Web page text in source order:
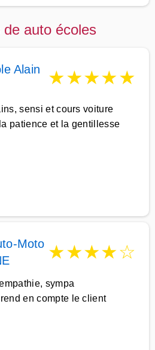
auto écoles
Alain
★★★★★
sensi et cours voiture
patience et la gentillesse
Moto ★★★★☆
sympa
en compte le client